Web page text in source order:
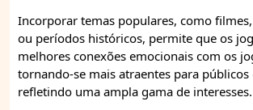
Incorporar temas populares, como
ou períodos históricos, permite que os
melhores conexões emocionais com os
tornando-se mais atraentes para públicos
refletindo uma ampla gama de interesses.